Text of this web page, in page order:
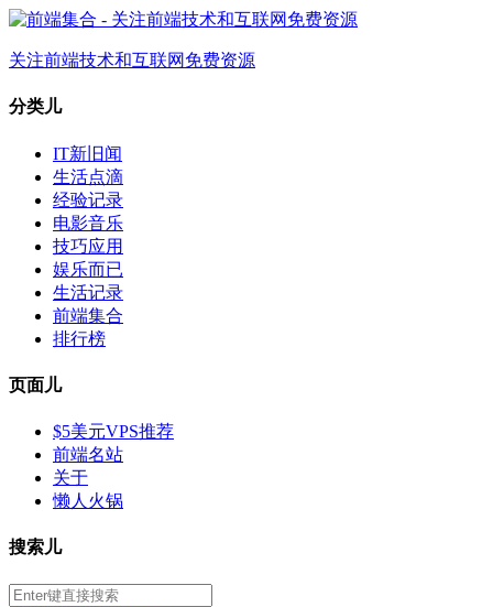
关注前端技术和互联网免费资源
分类儿
IT新旧闻
生活点滴
经验记录
电影音乐
技巧应用
娱乐而已
生活记录
前端集合
排行榜
页面儿
$5美元VPS推荐
前端名站
关于
懒人火锅
搜索儿